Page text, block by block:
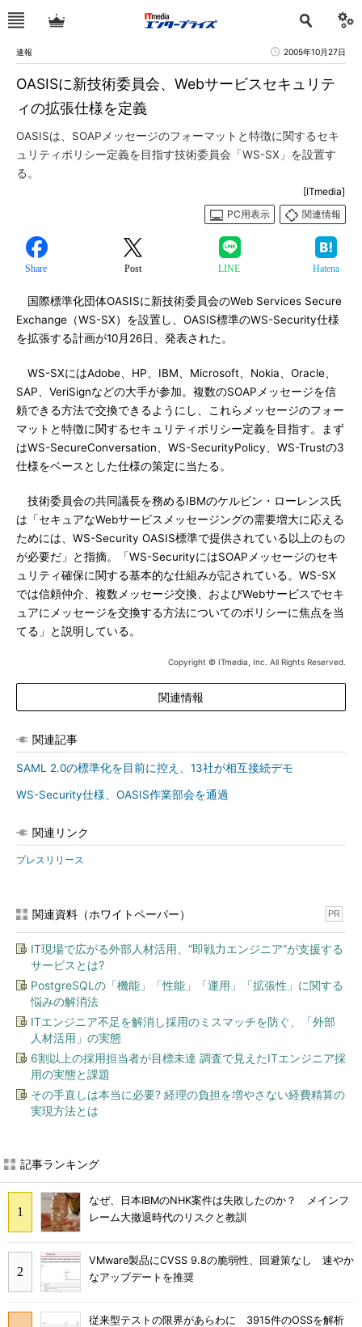
速報 2005年10月27日
OASISに新技術委員会、Webサービスセキュリテ
ィの拡張仕様を定義
OASISは、SOAPメッセージのフォーマットと特徴に関するセキ
ュリティポリシー定義を目指す技術委員会「WS-SX」を設置す
る。
[ITmedia]
PC用表示
関連情報
Share Post LINE Hatena
国際標準化団体OASISに新技術委員会のWeb Services Secure
Exchange（WS-SX）を設置し、OASIS標準のWS-Security仕様
を拡張する計画が10月26日、発表された。
WS-SXにはAdobe、HP、IBM、Microsoft、Nokia、Oracle、
SAP、VeriSignなどの大手が参加。複数のSOAPメッセージを信
頼できる方法で交換できるようにし、これらメッセージのフォー
マットと特徴に関するセキュリティポリシー定義を目指す。まず
はWS-SecureConversation、WS-SecurityPolicy、WS-Trustの3
仕様をベースとした仕様の策定に当たる。
技術委員会の共同議長を務めるIBMのケルビン・ローレンス氏
は「セキュアなWebサービスメッセージングの需要増大に応える
ためには、WS-Security OASIS標準で提供されている以上のもの
が必要だ」と指摘。「WS-SecurityにはSOAPメッセージのセキ
ュリティ確保に関する基本的な仕組みが記されている。WS-SX
では信頼仲介、複数メッセージ交換、およびWebサービスでセキ
ュアにメッセージを交換する方法についてのポリシーに焦点を当
てる」と説明している。
Copyright © ITmedia, Inc. All Rights Reserved.
関連情報
関連記事
SAML 2.0の標準化を目前に控え、13社が相互接続デモ
WS-Security仕様、OASIS作業部会を通過
関連リンク
プレスリリース
関連資料（ホワイトペーパー） PR
IT現場で広がる外部人材活用、“即戦力エンジニア”が支援する
サービスとは?
PostgreSQLの「機能」「性能」「運用」「拡張性」に関する
悩みの解消法
ITエンジニア不足を解消し採用のミスマッチを防ぐ、「外部
人材活用」の実態
6割以上の採用担当者が目標未達 調査で見えたITエンジニア採
用の実態と課題
その手直しは本当に必要? 経理の負担を増やさない経費精算の
実現方法とは
記事ランキング
なぜ、日本IBMのNHK案件は失敗したのか？ メインフ
レーム大撤退時代のリスクと教訓
VMware製品にCVSS 9.8の脆弱性、回避策なし 速やか
なアップデートを推奨
従来型テストの限界があらわに 3915件のOSSを解析